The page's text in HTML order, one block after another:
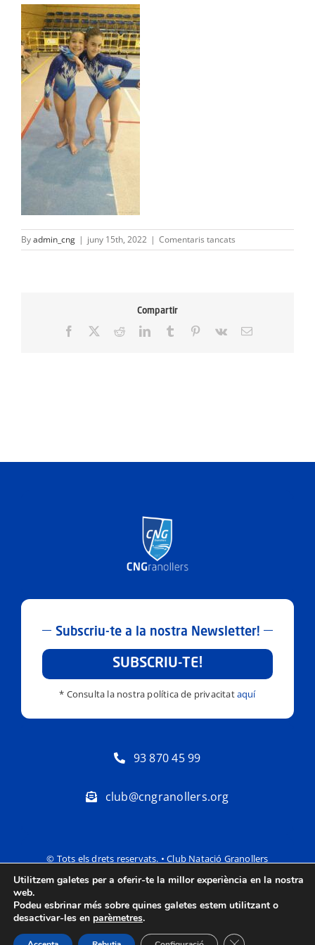
ACTIVITATS
SERVEIS
INFANTS
BLOG
EMPRESES
CONTACTE
Byadmin_cng | juny 15th, 2022 | Comentaris tancats
Compartir
Facebook RedditLinkedInTumblr Pinterest
Vk Email:
Subscriu-te a la nostra Newsletter!
SUBSCRIU-TE!
* Consulta la nostra política de privacitataquí
93 870 45 99
club@cngranollers.org
© Tots els drets reservats. • Club Natació Granollers
Política de privacitat Avís Legal
Utilitzem galetes per a oferir-te la millor experiència en la nostra
web.
Podeu esbrinar més sobre quines galetes estem utilitzant o
desactivar-les en parèmetres.
Tanca el bàner de